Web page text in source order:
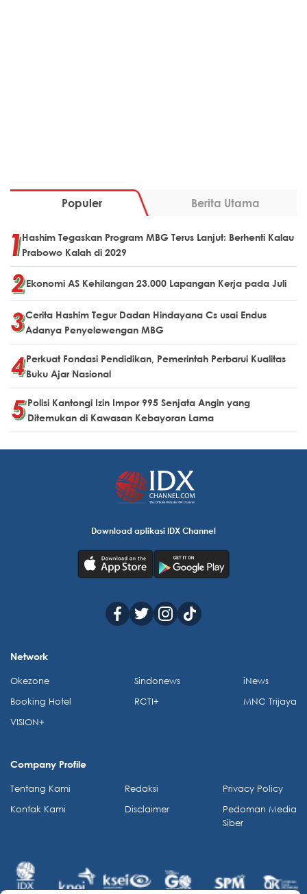
Populer Berita Utama
Hashim Tegaskan Program MBG Terus Lanjut: Berhenti Kalau
Prabowo Kalah di 2029
Ekonomi AS Kehilangan 23.000 Lapangan Kerja pada Juli
Cerita Hashim Tegur Dadan Hindayana Cs usai Endus
Adanya Penyelewengan MBG
Perkuat Fondasi Pendidikan, Pemerintah Perbarui Kualitas
Buku Ajar Nasional
Polisi Kantongi Izin Impor 995 Senjata Angin yang
Ditemukan di Kawasan Kebayoran Lama
Download aplikasi IDX Channel
Network
Okezone
Booking Hotel
VISION+
Sindonews
RCTI+
iNews
MNC Trijaya
Company Profile
Tentang Kami
Kontak Kami
Redaksi
Disclaimer
Privacy Policy
Pedoman Media
Siber